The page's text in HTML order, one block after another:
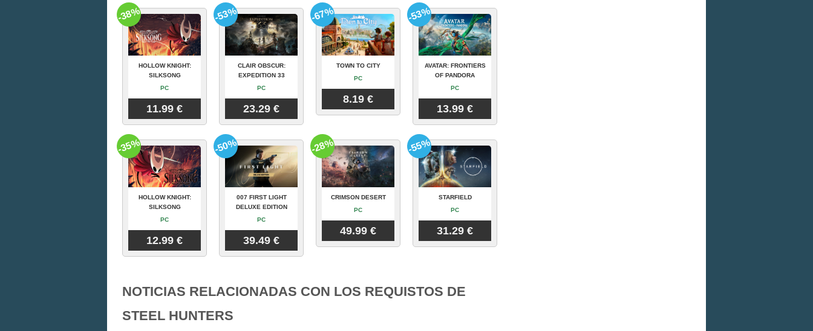
HOLLOW KNIGHT:
SILKSONG
PC
11.99 €
-38%
CLAIR OBSCUR:
EXPEDITION 33
PC
23.29 €
-53%
TOWN TO CITY
PC
8.19 €
-67%
AVATAR: FRONTIERS
OF PANDORA
PC
13.99 €
-53%
HOLLOW KNIGHT:
SILKSONG
PC
12.99 €
-35%
007 FIRST LIGHT
DELUXE EDITION
PC
39.49 €
-50%
CRIMSON DESERT
PC
49.99 €
-28%
STARFIELD
PC
31.29 €
-55%
NOTICIAS RELACIONADAS CON LOS REQUISTOS DE
STEEL HUNTERS